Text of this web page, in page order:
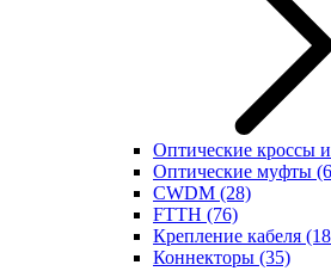
Оптические кроссы
Оптические муфты
CWDM (28)
FTTH (76)
Крепление кабеля
Коннекторы (35)